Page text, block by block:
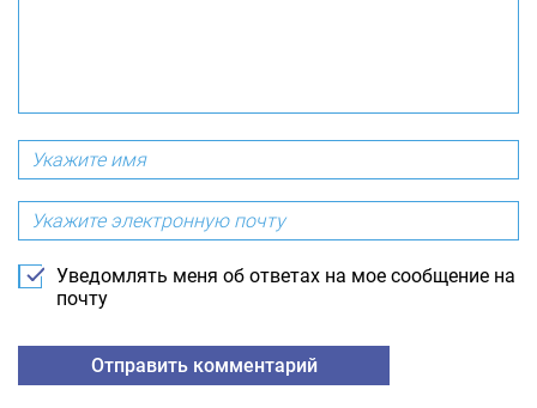
Уведомлять меня об ответах на мое сообщение на
почту